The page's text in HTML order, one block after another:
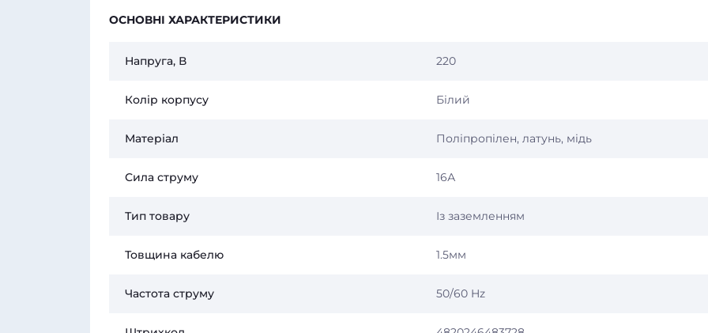
ОСНОВНІ ХАРАКТЕРИСТИКИ
Напруга, В 220
Колір корпусу Білий
Матеріал Поліпропілен, латунь, мідь
Сила струму 16А
Тип товару Із заземленням
Товщина кабелю 1.5мм
Частота струму 50/60 Hz